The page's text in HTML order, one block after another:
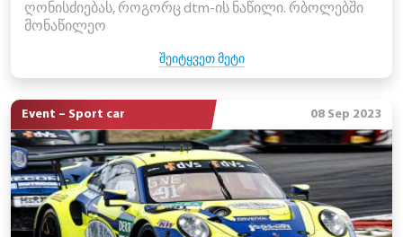
ღონისძიებას, როგორც dtm-ის ნაწილი. რბოლებში
მონაწილეო
ᲨᲔᲘᲢᲧᲕᲔᲗ ᲛᲔᲢᲘ
Event – Sport car 08 Sep 2023